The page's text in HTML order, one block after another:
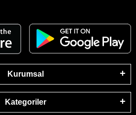
Kurumsal
Kategoriler